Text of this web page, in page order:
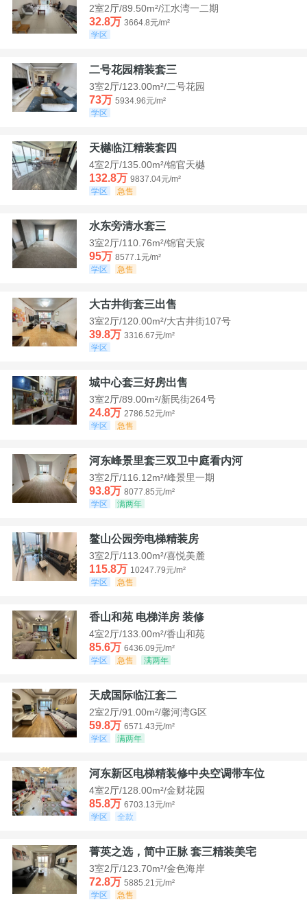
2室2厅/89.50m²/江水湾一二期
32.8万 3664.8元/m²
学区
二号花园精装套三
3室2厅/123.00m²/二号花园
73万 5934.96元/m²
学区
天樾临江精装套四
4室2厅/135.00m²/锦官天樾
132.8万 9837.04元/m²
学区
急售
水东旁清水套三
3室2厅/110.76m²/锦官天宸
95万 8577.1元/m²
学区
急售
大古井街套三出售
3室2厅/120.00m²/大古井街107号
39.8万 3316.67元/m²
学区
城中心套三好房出售
3室2厅/89.00m²/新民街264号
24.8万 2786.52元/m²
学区
急售
河东峰景里套三双卫中庭看内河
3室2厅/116.12m²/峰景里一期
93.8万 8077.85元/m²
学区
满两年
鳌山公园旁电梯精装房
3室2厅/113.00m²/喜悦美麓
115.8万 10247.79元/m²
学区
急售
香山和苑 电梯洋房 装修
4室2厅/133.00m²/香山和苑
85.6万 6436.09元/m²
学区
急售 满两年
天成国际临江套二
2室2厅/91.00m²/馨河湾G区
59.8万 6571.43元/m²
学区
满两年
河东新区电梯精装修中央空调带车位
4室2厅/128.00m²/金财花园
85.8万 6703.13元/m²
学区
全款
菁英之选，简中正脉 套三精装美宅
3室2厅/123.70m²/金色海岸
72.8万 5885.21元/m²
学区
急售